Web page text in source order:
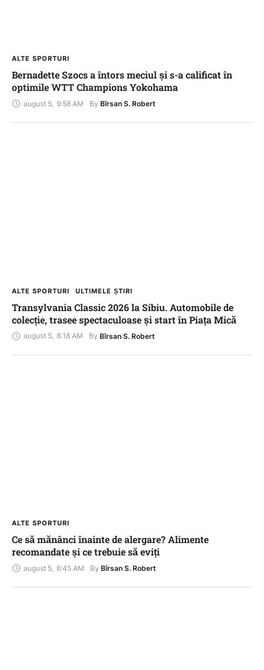
ALTE SPORTURI
Bernadette Szocs a întors meciul și s-a calificat în
optimile WTT Champions Yokohama
august 5 9:58 AM By Bîrsan S. Robert
ALTE SPORTURI ULTIMELE ȘTIRI
Transylvania Classic 2026 la Sibiu. Automobile de
colecție, trasee spectaculoase și start în Piața Mică
august 5, 8:18 AM By Bîrsan S. Robert
ALTE SPORTURI
Ce să mănânci înainte de alergare? Alimente
recomandate și ce trebuie să eviți
august 5 6:45 AM By Bîrsan S. Robert